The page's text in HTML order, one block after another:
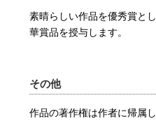
素晴らしい作品を優秀賞と
華賞品を授与します。
その他
作品の著作権は作者に帰属し